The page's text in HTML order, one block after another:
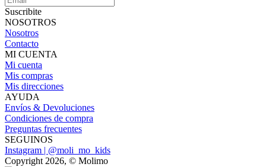
Suscribite
NOSOTROS
Nosotros
Contacto
MI CUENTA
Mi cuenta
Mis compras
Mis direcciones
AYUDA
Envíos & Devoluciones
Condiciones de compra
Preguntas frecuentes
SEGUINOS
Instagram | @moli_mo_kids
Copyright 2026, © Molimo